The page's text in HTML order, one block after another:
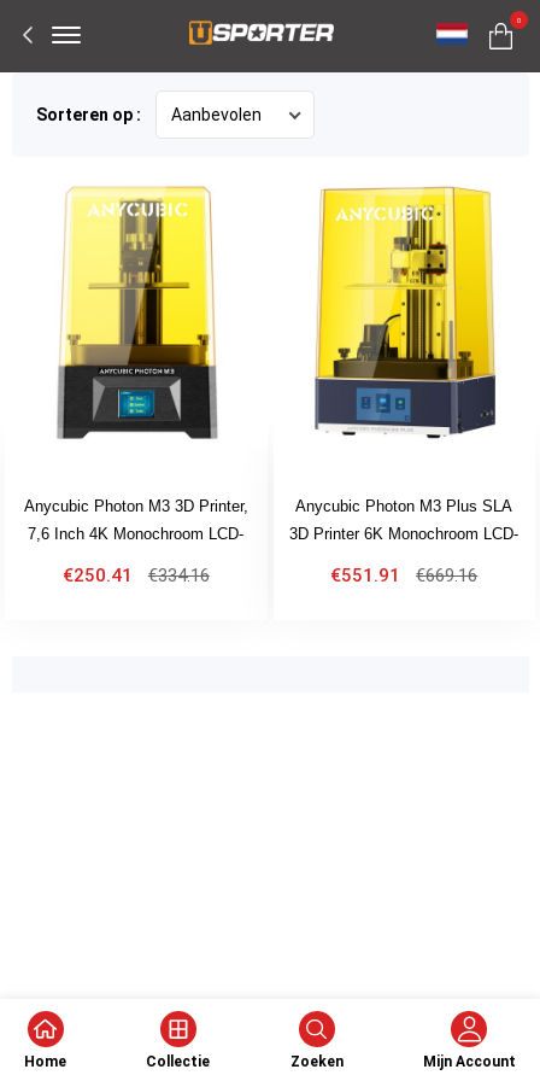
0
Home Collectie Zoeken Mijn Account
Sorteren op :
Anycubic Photon M3 3D Printer,
7,6 Inch 4K Monochroom LCD-
€250.41 €334.16
Anycubic Photon M3 Plus SLA
3D Printer 6K Monochroom LCD-
€551.91 €669.16